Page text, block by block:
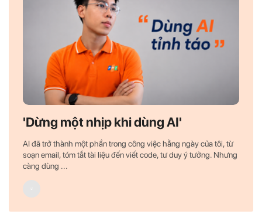
'Dừng một nhịp khi dùng AI'
AI đã trở thành một phần trong công việc hằng ngày của tôi, từ
soạn email, tóm tắt tài liệu đến viết code, tư duy ý tưởng. Nhưng
càng dùng ...